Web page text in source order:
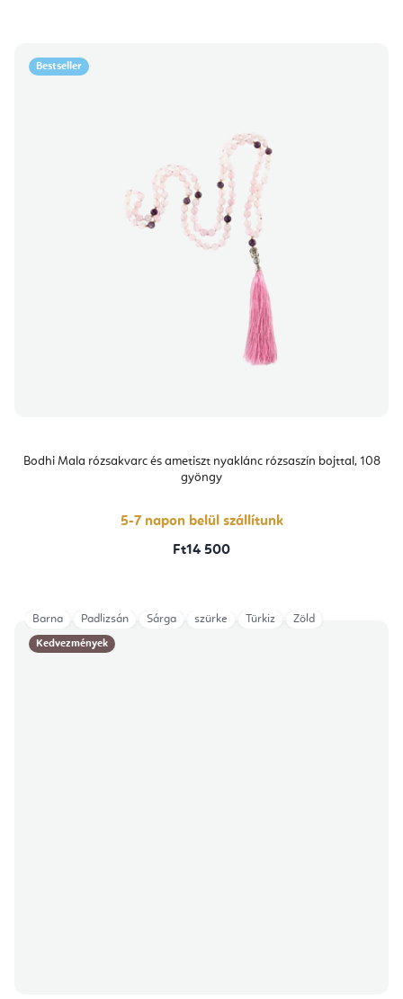
Bestseller
Bodhi Mala rózsakvarc és ametiszt nyaklánc rózsaszín bojttal, 108
gyöngy
5-7 napon belül szállítunk
Ft14 500
Kedvezmények
Barna Padlizsán Sárga szürke Türkiz Zöld